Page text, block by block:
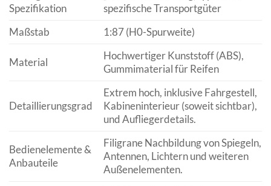
Spezifikation
spezifische Transportgüter
Maßstab
1:87 (H0-Spurweite)
Material
Hochwertiger Kunststoff (ABS),
Gummimaterial für Reifen
Detaillierungsgrad
Extrem hoch, inklusive Fahrgestell,
Kabineninterieur (soweit sichtbar),
und Aufliegerdetails.
Bedienelemente &
Anbauteile
Filigrane Nachbildung von Spiegeln,
Antennen, Lichtern und weiteren
Außenelementen.